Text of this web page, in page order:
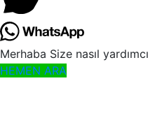
Merhaba Size nasıl
HEMEN ARA